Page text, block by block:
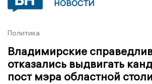
НОВОСТИ
Политика
Владимирские
отказались выдвигать
пост мэра областной